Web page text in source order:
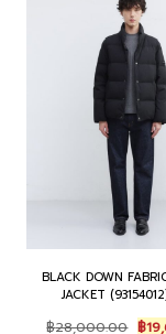
BLACK DOWN
JACKET
฿28,000.00 ฿